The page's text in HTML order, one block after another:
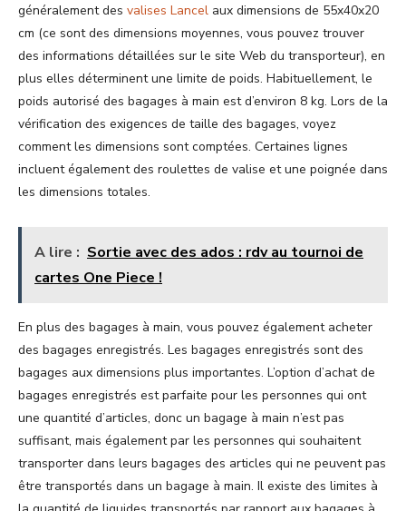
généralement des valises Lancel aux dimensions de 55x40x20
cm (ce sont des dimensions moyennes, vous pouvez trouver
des informations détaillées sur le site Web du transporteur), en
plus elles déterminent une limite de poids. Habituellement, le
poids autorisé des bagages à main est d’environ 8 kg. Lors de la
vérification des exigences de taille des bagages, voyez
comment les dimensions sont comptées. Certaines lignes
incluent également des roulettes de valise et une poignée dans
les dimensions totales.
A lire : Sortie avec des ados : rdv au tournoi de
cartes One Piece !
En plus des bagages à main, vous pouvez également acheter
des bagages enregistrés. Les bagages enregistrés sont des
bagages aux dimensions plus importantes. L’option d’achat de
bagages enregistrés est parfaite pour les personnes qui ont
une quantité d’articles, donc un bagage à main n’est pas
suffisant, mais également par les personnes qui souhaitent
transporter dans leurs bagages des articles qui ne peuvent pas
être transportés dans un bagage à main. Il existe des limites à